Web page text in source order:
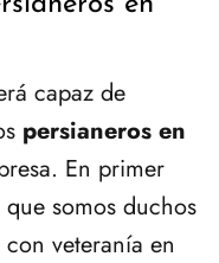
capaz de
persianeros en
En primer
somos duchos
veteranía en